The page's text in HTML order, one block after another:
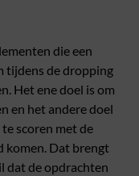
die een
tijdens de dropping
Het ene doel is om
en het andere doel
scoren met de
komen. Dat brengt
dat de opdrachten